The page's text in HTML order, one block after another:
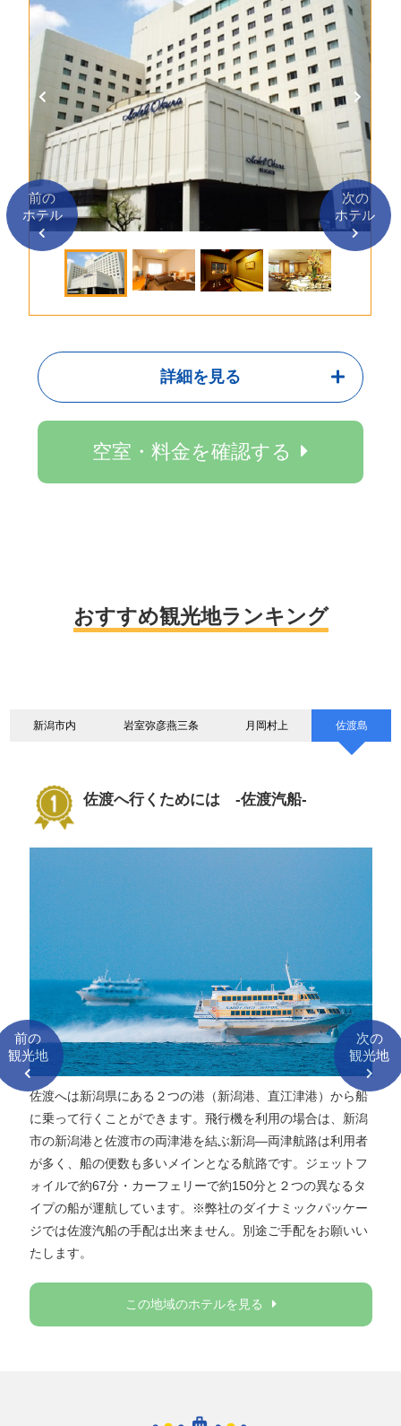
前の
ホテル
詳細を見る
空室・料金を確認する
次の
ホテル
おすすめ観光地ランキング
新潟市内 岩室弥彦燕三条 月岡村上 佐渡島
前の
観光地
佐渡へ行くためには -佐渡汽船-
佐渡へは新潟県にある２つの港（新潟港、直江津港）から船
に乗って行くことができます。飛行機を利用の場合は、新潟
市の新潟港と佐渡市の両津港を結ぶ新潟―両津航路は利用者
が多く、船の便数も多いメインとなる航路です。ジェットフ
ォイルで約67分・カーフェリーで約150分と２つの異なるタ
イプの船が運航しています。※弊社のダイナミックパッケー
ジでは佐渡汽船の手配は出来ません。別途ご手配をお願いい
たします。
この地域のホテルを見る
次の
観光地